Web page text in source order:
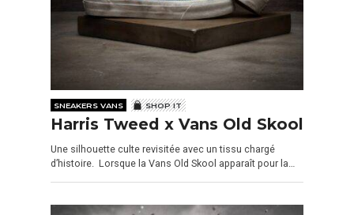
SNEAKERS VANS SHOP IT
Harris Tweed x Vans Old Skool
Une silhouette culte revisitée avec un tissu chargé
d’histoire. Lorsque la Vans Old Skool apparaît pour la…